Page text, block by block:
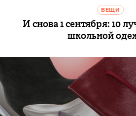
ВЕЩИ
И снова 1 сентября: 10
школьной